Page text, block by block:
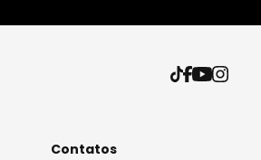
Contatos